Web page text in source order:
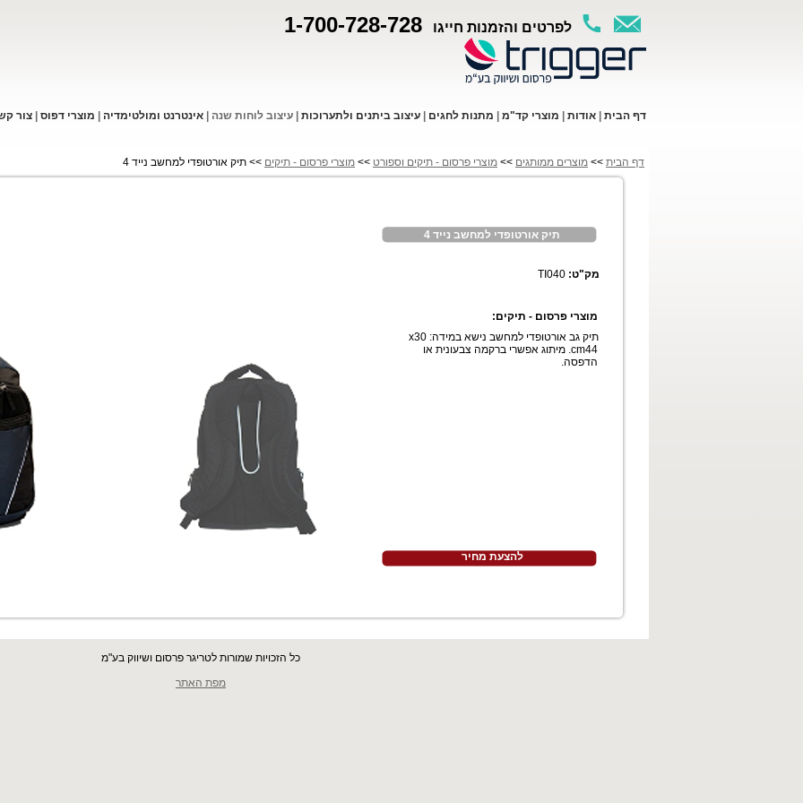
לפרטים והזמנות חייגו 1-700-728-728
דף הבית אודות מוצרי קד"מ מתנות לחגים עיצוב ביתנים ולתערוכות עיצוב לוחות שנה אינטרנט ומולטימדיה מוצרי דפוס צור
דף הבית >> מוצרים ממותגים >> מוצרי פרסום - תיקים וספורט >> מוצרי פרסום - תיקים >> תיק אורטופדי למחשב נייד 4
תיק אורטופדי למחשב נייד 4
מק"ט: TI040
מוצרי פרסום - תיקים:
תיק גב אורטופדי למחשב נישא במידה: x30
cm44. מיתוג אפשרי ברקמה צבעונית או
הדפסה.
להצעת מחיר
כל הזכויות שמורות לטריגר פרסום ושיווק בע"מ
מפת האתר